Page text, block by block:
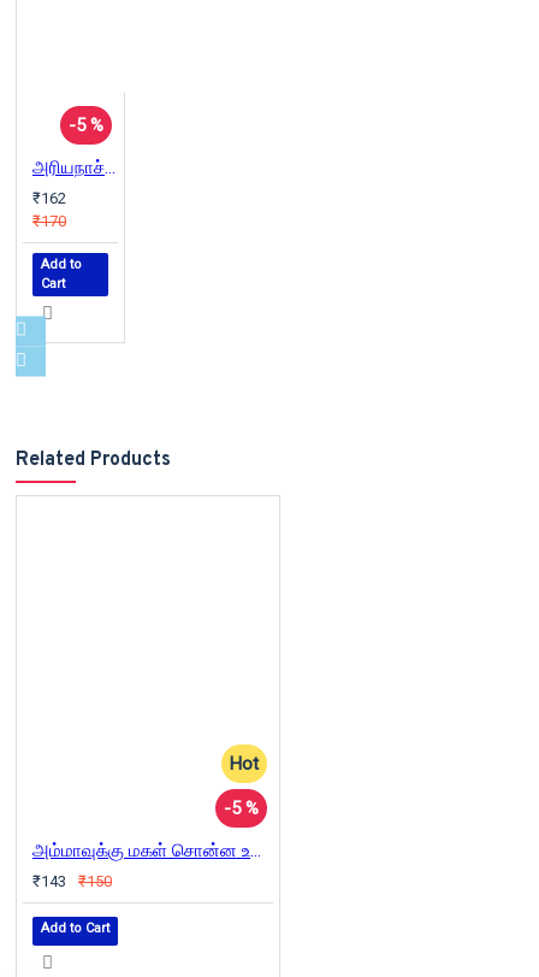
-5 %
அரியநாச்சி
₹162
₹170
Add to
Cart
Related Products
Hot
-5 %
அம்மாவுக்கு மகள் சொன்ன உலகின் முதல் கதை
₹143 ₹150
Add to Cart